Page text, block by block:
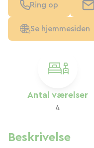
Antal værelser
4
Beskrivelse
Ring op
Se hjemmesiden